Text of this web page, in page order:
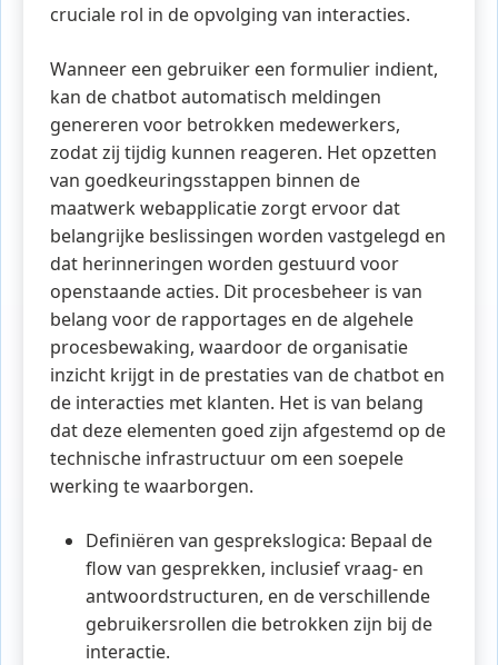
cruciale rol in de opvolging van interacties.
Wanneer een gebruiker een formulier indient,
kan de chatbot automatisch meldingen
genereren voor betrokken medewerkers,
zodat zij tijdig kunnen reageren. Het opzetten
van goedkeuringsstappen binnen de
maatwerk webapplicatie zorgt ervoor dat
belangrijke beslissingen worden vastgelegd en
dat herinneringen worden gestuurd voor
openstaande acties. Dit procesbeheer is van
belang voor de rapportages en de algehele
procesbewaking, waardoor de organisatie
inzicht krijgt in de prestaties van de chatbot en
de interacties met klanten. Het is van belang
dat deze elementen goed zijn afgestemd op de
technische infrastructuur om een soepele
werking te waarborgen.
Definiëren van gesprekslogica: Bepaal de
flow van gesprekken, inclusief vraag- en
antwoordstructuren, en de verschillende
gebruikersrollen die betrokken zijn bij de
interactie.